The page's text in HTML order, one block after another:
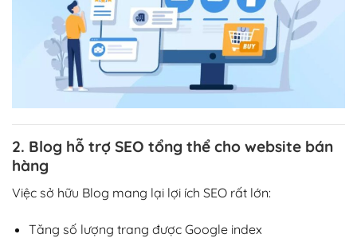
2. Blog hỗ trợ SEO tổng thể cho website bán
hàng
Việc sở hữu Blog mang lại lợi ích SEO rất lớn:
Tăng số lượng trang được Google index